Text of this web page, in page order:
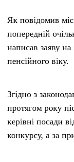
Як повідомив
попередній
написав заяву на
пенсійного віку.
Згідно з
протягом року
керівні посади
конкурсу, а за